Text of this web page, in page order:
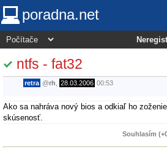
poradna.net
ntfs - fat32
retra @rh 28.03.2006 00:53
Ako sa nahráva nový bios a odkiaľ ho
skúsenosť.
Souhlasím